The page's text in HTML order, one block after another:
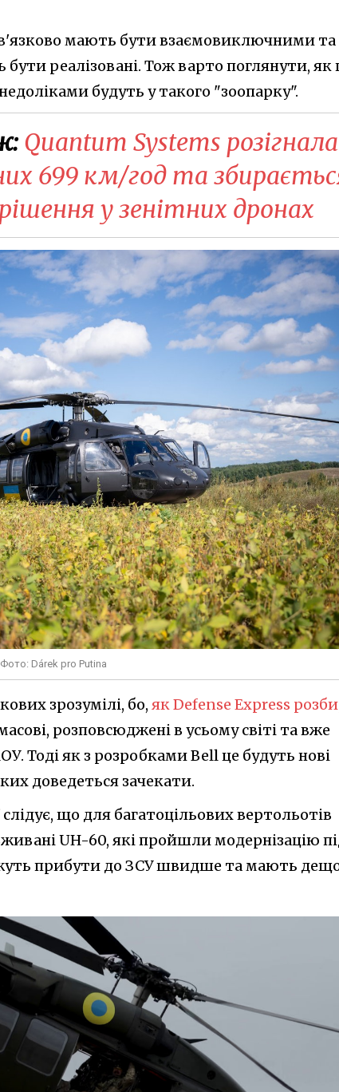
мають бути взаємовиключними та
реалізовані. Тож варто поглянути, як
будуть у такого "зоопарку".
Quantum Systems розігнала
699 км/год та
у зенітних дронах
Dárek pro Putina
зрозумілі, бо, як Defense Express
розповсюджені в усьому світі та вже
Тоді як з розробками Bell це будуть нові
доведеться зачекати.
слідує, що для багатоцільових вертольотів
UH-60, які пройшли модернізацію
прибути до ЗСУ швидше та мають